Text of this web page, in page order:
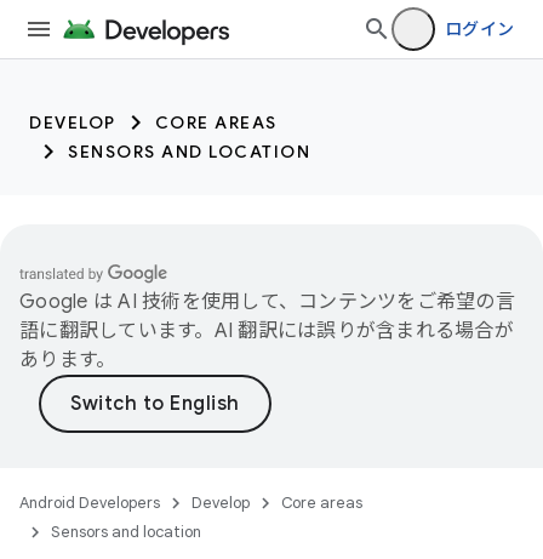
trait:citc
ログイン
DEVELOP
CORE AREAS
SENSORS AND LOCATION
Google は AI 技術を使用して、コンテンツをご希望の言
語に翻訳しています。AI 翻訳には誤りが含まれる場合が
あります。
Android Developers Develop
Core areas
Sensors and location